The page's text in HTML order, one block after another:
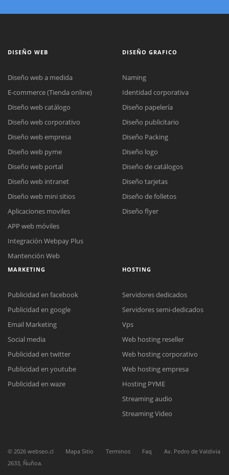
Reunión online
Nuestros ejecutivos le enviarán un correo electrónico con el enlace a
Meet para la reunión online.
Cotización
Chat Online
Todos nuestros ejecutivos están fuera de línea. Complete el formulario
DISEÑO WEB
Diseño web a medida
E-commerce (Tienda online)
Diseño web catálogo
Diseño web corporativo
Diseño web empresa
Diseño web pyme
Diseño web portal
Diseño web intranet
Diseño web mini sitios
Aplicaciones moviles
APP web móviles
Integración Webpay Plus
Mantención Web
DISEÑO GRAFICO
Naming
Identidad corporativa
Diseño papelería
Diseño publicitario
Diseño Packing
Diseño logo
Diseño de catálogos
Diseño tarjetas
Diseño de folletos
Diseño flyer
MARKETING
Publicidad en facebook
Publicidad en google
Email Marketing
Social media
Publicidad en twitter
Publicidad en youtube
Publicidad en waze
HOSTING
Servidores dedicados
Servidores semi-dedicados
Vps
Web hosting reseller
Web hosting corporativo
Web hosting empresa
Hosting PYME
Streaming audio
Streaming Video
© 2026 webseo.cl Mapa Sitio Terminos Faq
Av. Pedro de Valdivia
2633, Ñuñoa.